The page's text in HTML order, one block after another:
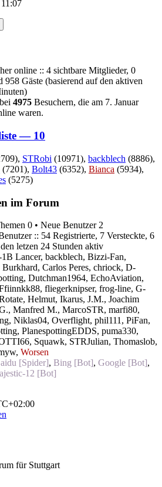
online :: 4 sichtbare Mitglieder, 0
Gäste (basierend auf den aktiven
4975 Besuchern, die am 7. Januar
waren.
— 10
STRobi (10971), backblech (8886),
(7201), Bolt43 (6352), Bianca (5934),
(5275)
im Forum
0 • Neue Benutzer 2
:: 54 Registrierte, 7 Versteckte, 6
letzen 24 Stunden aktiv
Lancer, backblech, Bizzi-Fan,
Burkhard, Carlos Peres, chriock, D-
, Dutchman1964, EchoAviation,
, fliegerknipser, frog-line, G-
, Helmut, Ikarus, J.M., Joachim
, Manfred M., MarcoSTR, marfi80,
, Niklas04, Overflight, phil111 , PiFan,
, PlanespottingEDDS, puma330,
, Squawk, STRJulian, Thomaslob,
, Worsen
[Spider], Bing [Bot], Google [Bot],
12 [Bot]
für Stuttgart